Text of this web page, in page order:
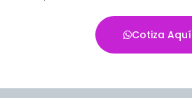
Cotiza Aquí